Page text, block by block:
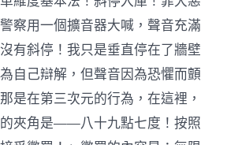
察用一個擴音器大喊，聲音充滿
有斜停！我只是垂直停在了牆壁
自己辯解，但聲音因為恐懼而顫
是在第三次元的行為，在這裡，
夾角是——八十九點七度！按照